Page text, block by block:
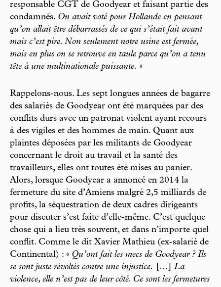
responsable CGT de Goodyear et faisant partie des
condamnés. On avait voté pour Hollande en pensant
qu’on allait être débarrassés de ce qui s’était fait avant
mais c’est pire. Non seulement notre usine est fermée,
mais en plus on se retrouve en taule parce qu’on a tenu
tête à une multinationale puissante. »
Rappelons-nous. Les sept longues années de bagarre
des salariés de Goodyear ont été marquées par des
conflits durs avec un patronat violent ayant recours
à des vigiles et des hommes de main. Quant aux
plaintes déposées par les militants de Goodyear
concernant le droit au travail et la santé des
travailleurs, elles ont toutes été mises au panier.
Alors, lorsque Goodyear a annoncé en 2014 la
fermeture du site d’Amiens malgré 2,5 milliards de
profits, la séquestration de deux cadres dirigeants
pour discuter s’est faite d’elle-même. C’est quelque
chose qui a lieu très souvent, et dans n’importe quel
conflit. Comme le dit Xavier Mathieu (ex-salarié de
Continental) : « Qu’ont fait les mecs de Goodyear ? Ils
se sont juste révoltés contre une injustice.
[…] La
violence, elle n’est pas de leur côté. Ce sont les fermetures